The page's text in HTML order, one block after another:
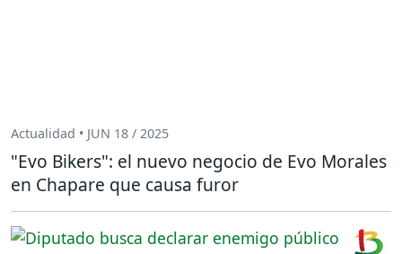
Actualidad • JUN 18 / 2025
"Evo Bikers": el nuevo negocio de Evo Morales
en Chapare que causa furor